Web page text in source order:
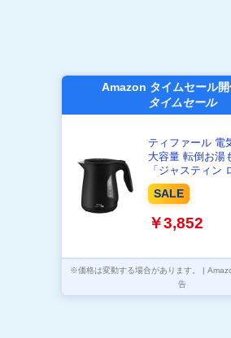
Amazon タイムセール開
タイムセール
ティファール 電
大容量 転倒お湯
「ジャスティン
ク」 省スチーム
KO5908JPA
SALE
￥3,852
※価格は変動する場合があります。 |
告